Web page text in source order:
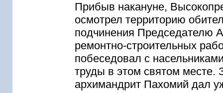
Прибыв накануне,
осмотрел территорию
подчинения Председателю
ремонтно-строительных
побеседовал с
труды в этом святом месте.
архимандрит Пахомий дал